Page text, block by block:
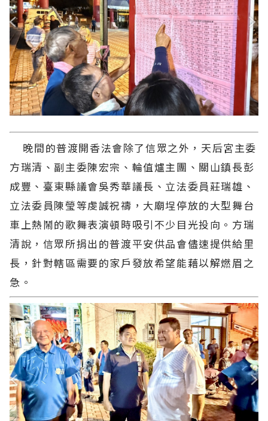
晚間的普渡開香法會除了信眾之外，天后宮主委
方瑞清、副主委陳宏宗、輪值爐主團、關山鎮長彭
成豐、臺東縣議會吳秀華議長、立法委員莊瑞雄、
立法委員陳瑩等虔誠祝禱，大廟埕停放的大型舞台
車上熱鬧的歌舞表演頓時吸引不少目光投向。方瑞
清說，信眾所捐出的普渡平安供品會儘速提供給里
長，針對轄區需要的家戶發放希望能藉以解燃眉之
急。